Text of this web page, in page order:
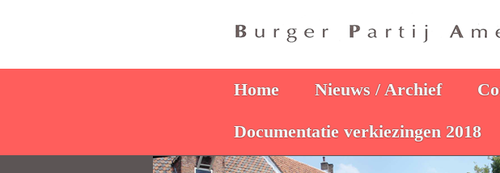
Home Nieuws / Archief
Documentatie verkiezingen 2018